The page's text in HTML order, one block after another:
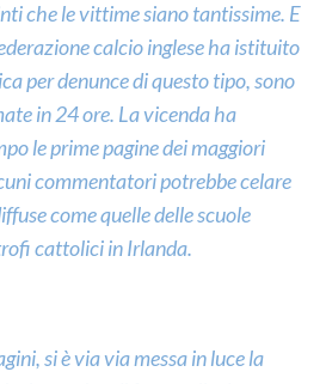
che le vittime siano tantissime. E
calcio inglese ha istituito
per denunce di questo tipo, sono
in 24 ore. La vicenda ha
le prime pagine dei maggiori
commentatori potrebbe celare
come quelle delle scuole
cattolici in Irlanda.
si è via via messa in luce la